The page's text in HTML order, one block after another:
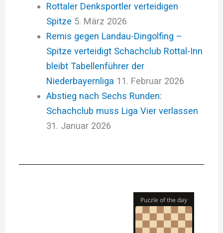
Rottaler Denksportler verteidigen
Spitze 5. März 2026
Remis gegen Landau-Dingolfing –
Spitze verteidigt Schachclub Rottal-Inn
bleibt Tabellenführer der
Niederbayernliga 11. Februar 2026
Abstieg nach Sechs Runden:
Schachclub muss Liga Vier verlassen
31. Januar 2026